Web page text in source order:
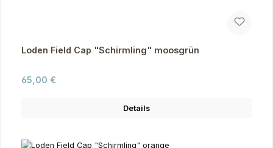
Loden Field Cap "Schirmling" moosgrün
Regulärer Preis:
65,00 €
Details